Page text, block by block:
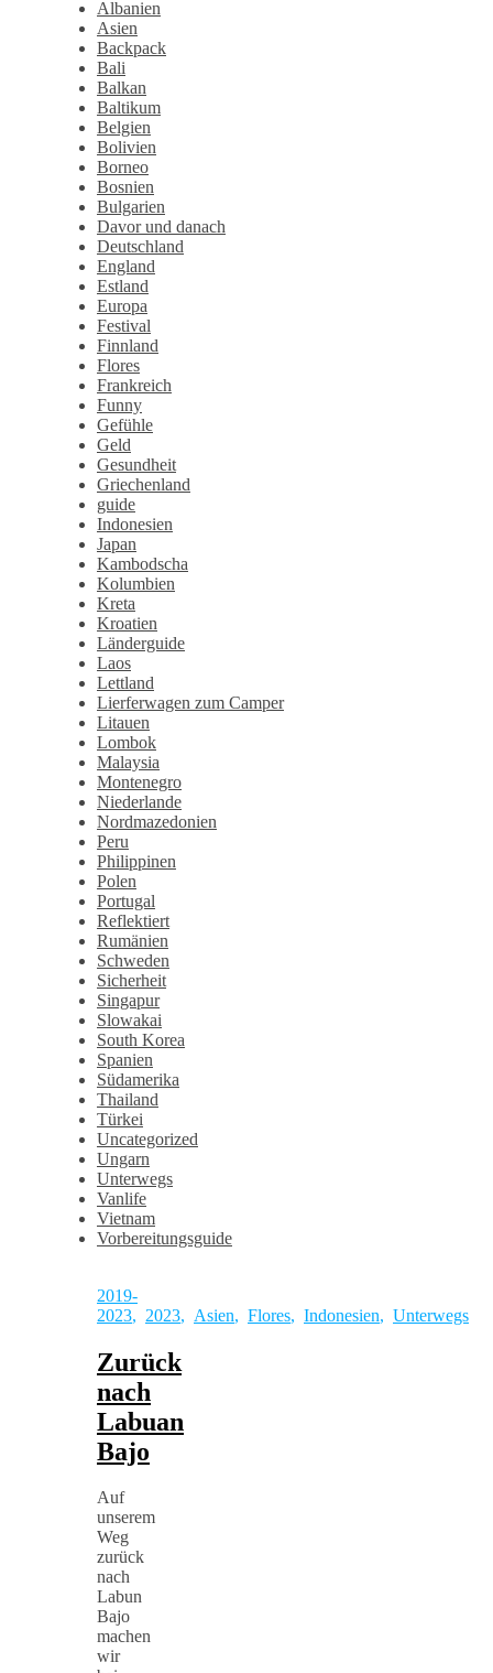
Albanien
Asien
Backpack
Bali
Balkan
Baltikum
Belgien
Bolivien
Borneo
Bosnien
Bulgarien
Davor und danach
Deutschland
England
Estland
Europa
Festival
Finnland
Flores
Frankreich
Funny
Gefühle
Geld
Gesundheit
Griechenland
guide
Indonesien
Japan
Kambodscha
Kolumbien
Kreta
Kroatien
Länderguide
Laos
Lettland
Lierferwagen zum Camper
Litauen
Lombok
Malaysia
Montenegro
Niederlande
Nordmazedonien
Peru
Philippinen
Polen
Portugal
Reflektiert
Rumänien
Schweden
Sicherheit
Singapur
Slowakai
South Korea
Spanien
Südamerika
Thailand
Türkei
Uncategorized
Ungarn
Unterwegs
Vanlife
Vietnam
Vorbereitungsguide
2019-
2023, 2023, Asien, Flores, Indonesien, Unterwegs
Zurück
nach
Labuan
Bajo
Auf
unserem
Weg
zurück
nach
Labun
Bajo
machen
wir